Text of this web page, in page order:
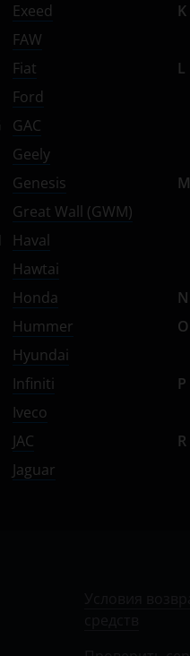
Exeed
FAW
Fiat
Ford
GAC
Geely
Genesis
Great Wall (GWM)
Haval
Hawtai
Honda
Hummer
Hyundai
Infiniti
Iveco
JAC
Jaguar
K
L
M
N
O
P
R